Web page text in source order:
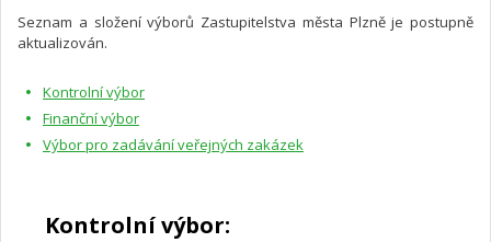
Seznam a složení výborů Zastupitelstva města Plzně je postupně
aktualizován.
Kontrolní výbor
Finanční výbor
Výbor pro zadávání veřejných zakázek
Kontrolní výbor: